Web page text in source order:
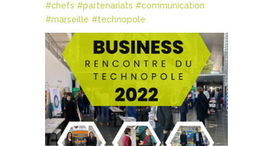
#chefs #partenariats #communication
#marseille #technopole